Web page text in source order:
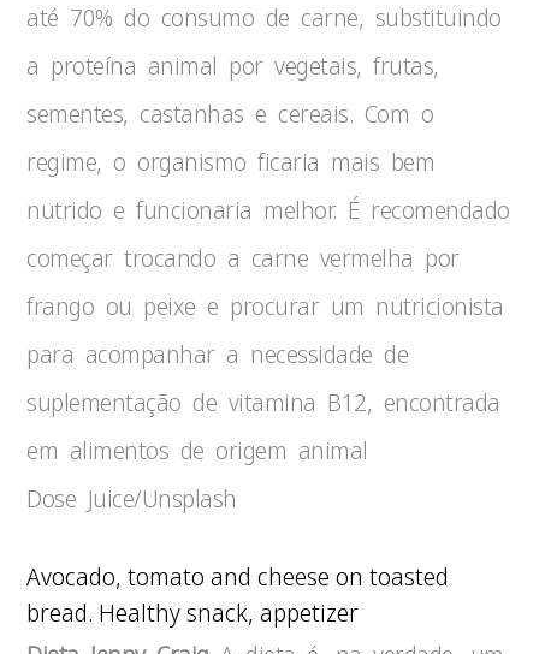
até 70% do consumo de carne, substituindo
a proteína animal por vegetais, frutas,
sementes, castanhas e cereais. Com o
regime, o organismo ficaria mais bem
nutrido e funcionaria melhor. É recomendado
começar trocando a carne vermelha por
frango ou peixe e procurar um nutricionista
para acompanhar a necessidade de
suplementação de vitamina B12, encontrada
em alimentos de origem animal
Dose Juice/Unsplash
Avocado, tomato and cheese on toasted
bread. Healthy snack, appetizer